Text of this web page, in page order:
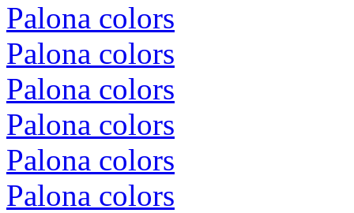
Palona colors
Palona colors
Palona colors
Palona colors
Palona colors
Palona colors